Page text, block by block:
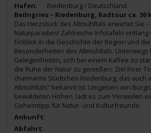
Riedenburg / Deutschland
Beilngries – Riedenburg, Radtour ca. 30
Das Herzstück des Altmühltals erwartet Sie
Naturparadies! Zahlreiche Infotafeln entlang
Einblick in die Geschichte der Region und
Besonderheiten des Altmühltals. Unterwegs
Gelegenheiten, sich bei einem Kaffee zu
die Ruhe der Natur zu genießen. Ziel Ihrer
charmante Städtchen Riedenburg, das auch
Altmühltals“ bekannt ist. Umgeben von
bewaldeten Höhen, lädt es zum Verweilen
Geheimtipp für Natur- und Kulturfreunde.